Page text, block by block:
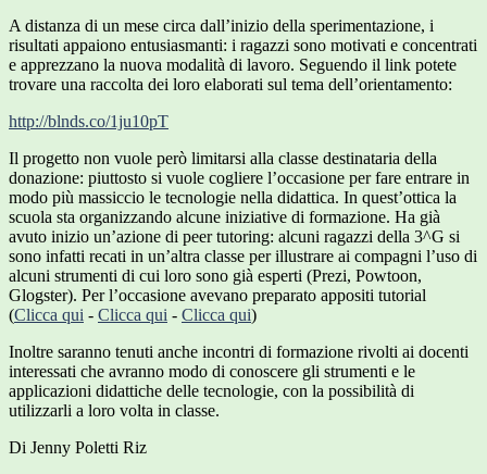
A distanza di un mese circa dall’inizio della sperimentazione, i
risultati appaiono entusiasmanti: i ragazzi sono motivati e concentrati
e apprezzano la nuova modalità di lavoro. Seguendo il link potete
trovare una raccolta dei loro elaborati sul tema dell’orientamento:
http://blnds.co/1ju10pT
Il progetto non vuole però limitarsi alla classe destinataria della
donazione: piuttosto si vuole cogliere l’occasione per fare entrare in
modo più massiccio le tecnologie nella didattica. In quest’ottica la
scuola sta organizzando alcune iniziative di formazione. Ha già
avuto inizio un’azione di peer tutoring: alcuni ragazzi della 3^G si
sono infatti recati in un’altra classe per illustrare ai compagni l’uso di
alcuni strumenti di cui loro sono già esperti (Prezi, Powtoon,
Glogster). Per l’occasione avevano preparato appositi tutorial
(Clicca qui - Clicca qui - Clicca qui)
Inoltre saranno tenuti anche incontri di formazione rivolti ai docenti
interessati che avranno modo di conoscere gli strumenti e le
applicazioni didattiche delle tecnologie, con la possibilità di
utilizzarli a loro volta in classe.
Di Jenny Poletti Riz